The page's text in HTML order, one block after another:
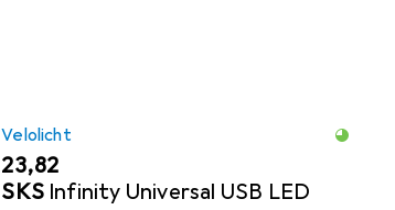
Velolicht
EUR
23,82
SKS Infinity Universal USB LED